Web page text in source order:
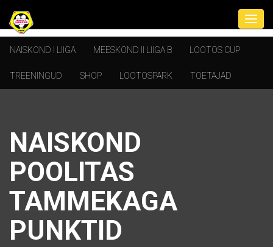
NAISKOND I LIIGA MEESKOND II LIIGA B LOOTOS CUP
TREENINGUD SHOP LOOTOSPARK TOETAJAD
NAISKOND
POOLITAS
TAMMEKAGA
PUNKTID